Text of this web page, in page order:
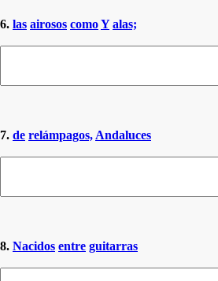
6. las airosos comoY alas;
7. de relámpagos, Andaluces
8. Nacidos entre guitarras